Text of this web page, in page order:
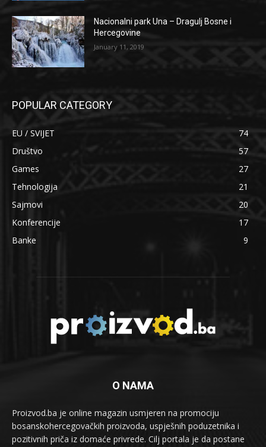
Nacionalni park Una – Dragulj Bosne i
Hercegovine
January 11, 2019
POPULAR CATEGORY
EU / SVIJET
74
Društvo
57
Games
27
Tehnologija
21
Sajmovi
20
Konferencije
17
Banke
9
O NAMA
Proizvod.ba je online magazin usmjeren na promociju
bosanskohercegovačkih proizvoda, uspješnih poduzetnika i
pozitivnih priča iz domaće privrede. Cilj portala je da postane